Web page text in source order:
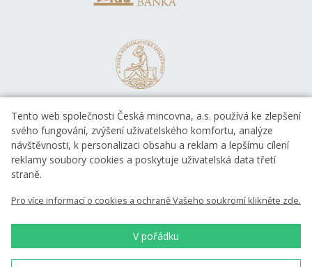
EVROPSKÁ UNIE
Evropský fond pro regionální rozvoj
Evropský fond pro regionální rozvoj
Investice do vaší budoucnosti
Tento web společnosti Česká mincovna, a.s. používá ke zlepšení
svého fungování, zvýšení uživatelského komfortu, analýze
návštěvnosti, k personalizaci obsahu a reklam a lepšímu cílení
reklamy soubory cookies a poskytuje uživatelská data třetí
straně.
Pro více informací o cookies a ochraně Vašeho soukromí klikněte zde.
V pořádku